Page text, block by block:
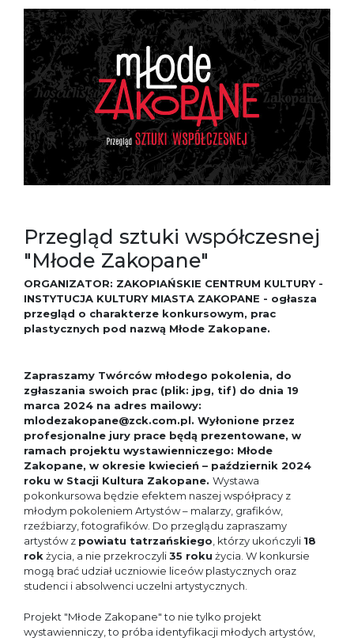
Przegląd sztuki współczesnej
"Młode Zakopane"
ORGANIZATOR: ZAKOPIAŃSKIE CENTRUM KULTURY -
INSTYTUCJA KULTURY MIASTA ZAKOPANE - ogłasza
przegląd o charakterze konkursowym, prac
plastycznych pod nazwą Młode Zakopane.
Zapraszamy Twórców młodego pokolenia, do
zgłaszania swoich prac (plik: jpg, tif) do dnia 19
marca 2024 na adres mailowy:
mlodezakopane@zck.com.pl. Wyłonione przez
profesjonalne jury prace będą prezentowane, w
ramach projektu wystawienniczego: Młode
Zakopane, w okresie kwiecień – październik 2024
roku w Stacji Kultura Zakopane. Wystawa
pokonkursowa będzie efektem naszej współpracy z
młodym pokoleniem Artystów – malarzy, grafików,
rzeźbiarzy, fotografików. Do przeglądu zapraszamy
artystów z powiatu tatrzańskiego, którzy ukończyli 18
rokżycia, a nie przekroczyli35 roku życia. W konkursie
mogą brać udział uczniowie liceów plastycznych oraz
studenci i absolwenci uczelni artystycznych.
Projekt "Młode Zakopane"to nie tylko projekt
wystawienniczy, to próba identyfikacji młodych artystów,